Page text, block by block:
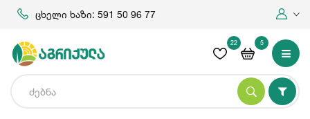
ცხელი ხაზი: 591 50 96 77
22 5